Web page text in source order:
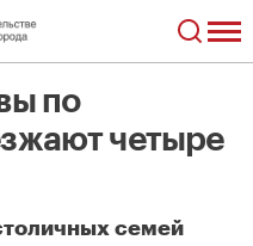
по
четыре
семей